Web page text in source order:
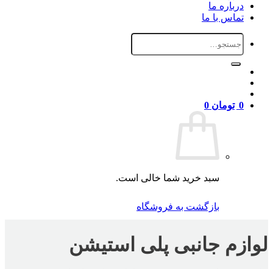
درباره ما
تماس با ما
جستجو
برای:
0 تومان 0
سبد خرید شما خالی است.
بازگشت به فروشگاه
لوازم جانبی پلی استیشن